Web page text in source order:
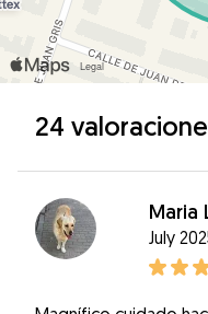
24
Maria
July